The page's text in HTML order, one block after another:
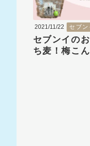
2021/11/22 セブ
セブンイの
ち麦！梅こん